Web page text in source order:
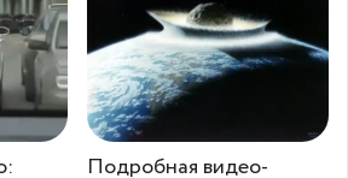
Подробная видео-